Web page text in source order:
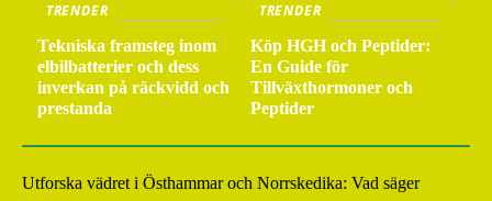
TRENDER
Tekniska framsteg inom
elbilbatterier och dess
inverkan på räckvidd och
prestanda
TRENDER
Köp HGH och Peptider:
En Guide för
Tillväxthormoner och
Peptider
Utforska vädret i Östhammar och Norrskedika: Vad säger